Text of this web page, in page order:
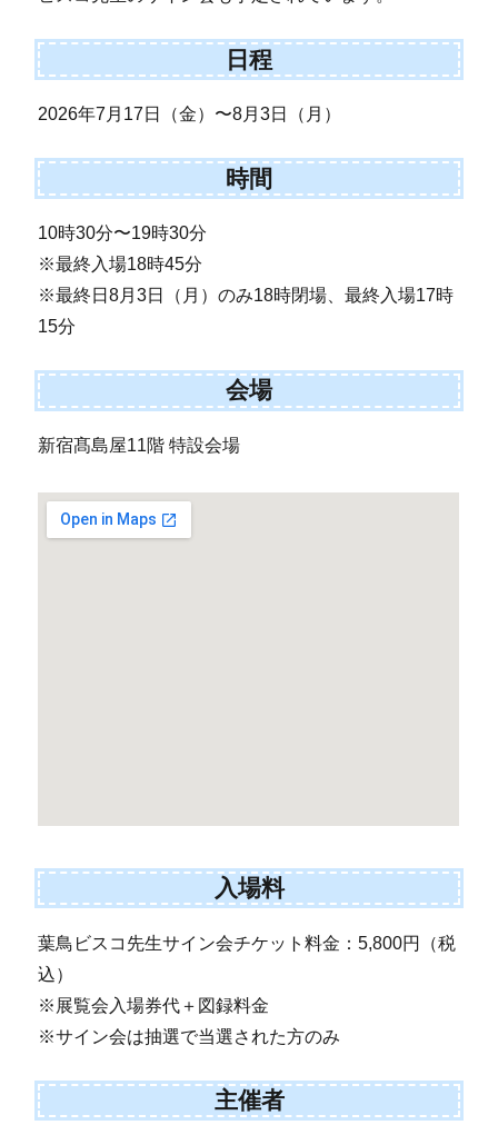
日程
2026年7月17日（金）〜8月3日（月）
時間
10時30分〜19時30分
※最終入場18時45分
※最終日8月3日（月）のみ18時閉場、最終入場17時
15分
会場
新宿髙島屋11階 特設会場
入場料
葉鳥ビスコ先生サイン会チケット料金：5,800円（税
込）
※展覧会入場券代＋図録料金
※サイン会は抽選で当選された方のみ
主催者